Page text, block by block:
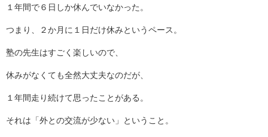
１年間で６日しか休んでいなかった。
つまり、２か月に１日だけ休みというペース。
塾の先生はすごく楽しいので、
休みがなくても全然大丈夫なのだが、
１年間走り続けて思ったことがある。
それは「外との交流が少ない」ということ。